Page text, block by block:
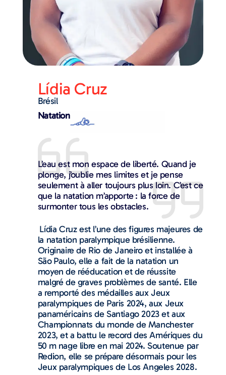
Lídia Cruz
Brésil
Natation
L’eau est mon espace de liberté. Quand je
plonge, j’oublie mes limites et je pense
seulement à aller toujours plus loin. C’est ce
que la natation m’apporte : la force de
surmonter tous les obstacles.
Lídia Cruz est l’une des figures majeures de
la natation paralympique brésilienne.
Originaire de Rio de Janeiro et installée à
São Paulo, elle a fait de la natation un
moyen de rééducation et de réussite
malgré de graves problèmes de santé. Elle
a remporté des médailles aux Jeux
paralympiques de Paris 2024, aux Jeux
panaméricains de Santiago 2023 et aux
Championnats du monde de Manchester
2023, et a battu le record des Amériques du
50 m nage libre en mai 2024. Soutenue par
Redion, elle se prépare désormais pour les
Jeux paralympiques de Los Angeles 2028.